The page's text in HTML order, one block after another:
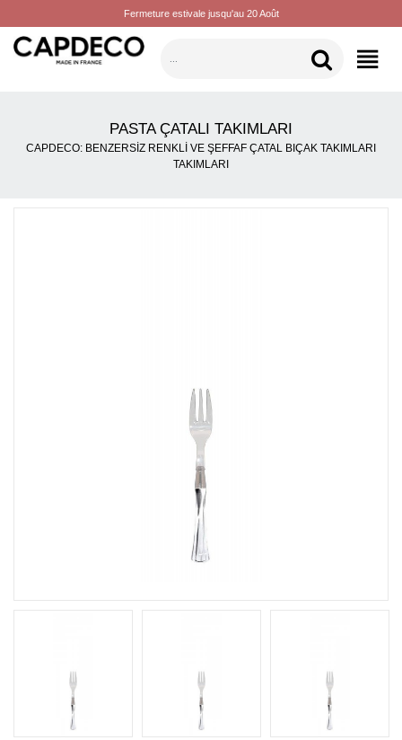
Fermeture estivale jusqu'au 20 Août
KATEGORILER
PASTA ÇATALI TAKIMLARI
CAPDECO: BENZERSIZ RENKLI VE ŞEFFAF ÇATAL BIÇAK TAKIMLARI
TAKIMLARI